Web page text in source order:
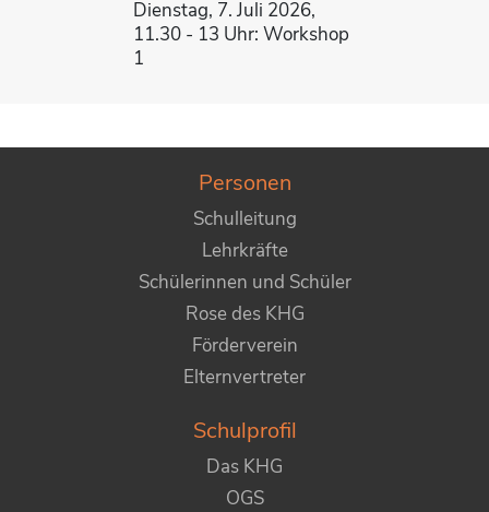
Dienstag, 7. Juli 2026,
11.30 - 13 Uhr: Workshop
1
Personen
Schulleitung
Lehrkräfte
Schülerinnen und Schüler
Rose des KHG
Förderverein
Elternvertreter
Schulprofil
Das KHG
OGS